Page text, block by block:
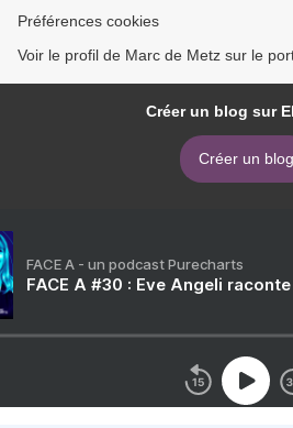
Préférences cookies
Voir le profil de Marc de Metz sur le
Créer un blog sur
Créer un blog
FACE A - un podcast Purecharts
FACE A #30 : Eve Angeli